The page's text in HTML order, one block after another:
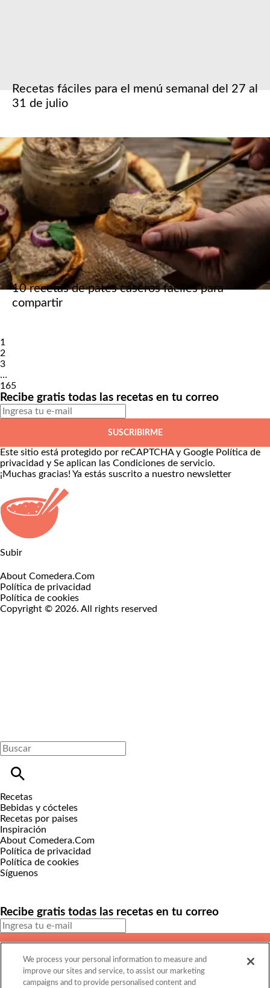
Recetas fáciles para el menú semanal del 27 al
31 de julio
10 recetas de patés caseros fáciles para
compartir
Página
1
Página
2
Página
3
…
Página
165
Página
siguiente
Recibe gratis todas las recetas en tu correo
SUSCRIBIRME
Este sitio está protegido por reCAPTCHA y Google Política de
privacidad y Se aplican las Condiciones de servicio.
¡Muchas gracias! Ya estás suscrito a nuestro newsletter
Subir
About Comedera.Com
Política de privacidad
Política de cookies
Copyright © 2026. All rights reserved
Recetas
Bebidas y cócteles
Recetas por paises
Inspiración
About Comedera.Com
Política de privacidad
Política de cookies
Síguenos
Recibe gratis todas las recetas en tu correo
Este sitio está protegido por reCAPTCHA y Google
Política de
privacidad
y Se aplican las Condiciones de servicio
We process your personal information to measure and
improve our sites and service, to assist our marketing
campaigns and to provide personalised content and